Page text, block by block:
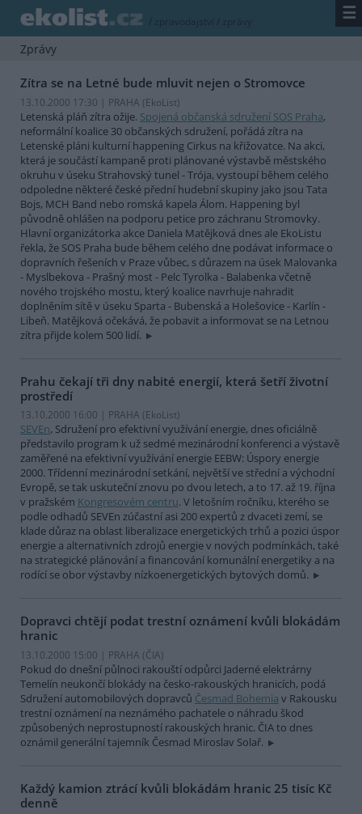
/ zpravodajství / zprávy ☰
Zprávy
Zítra se na Letné bude mluvit nejen o Stromovce
13.10.2000 17:30 | PRAHA (EkoList)
Letenská pláň zítra ožije. Spojená občanská sdružení SOS Praha,
neformální koalice 30 občanských sdružení, pořádá zítra na
Letenské pláni kulturní happening Cirkus na křižovatce. Na akci,
která je součástí kampaně proti plánované výstavbě městského
okruhu v úseku Strahovský tunel - Trója, vystoupí během celého
odpoledne některé české přední hudební skupiny jako jsou Tata
Bojs, MCH Band nebo romská kapela Álom. Happening byl
původně ohlášen na podporu petice pro záchranu Stromovky.
Hlavní organizátorka akce Daniela Matějková dnes ale EkoListu
řekla, že SOS Praha bude během celého dne podávat informace o
dopravních řešeních v Praze vůbec, s důrazem na úsek Malovanka
- Myslbekova - Prašný most - Pelc Tyrolka - Balabenka včetně
nového trojského mostu, který koalice navrhuje nahradit
doplněním sítě v úseku Sparta - Bubenská a Holešovice - Karlín -
Libeň. Matějková očekává, že pobavit a informovat se na Letnou
zítra přijde kolem 500 lidí.
Prahu čekají tři dny nabité energií, která šetří životní
prostředí
13.10.2000 16:00 | PRAHA (EkoList)
SEVEn, Sdružení pro efektivní využívání energie, dnes oficiálně
představilo program k už sedmé mezinárodní konferenci a výstavě
zaměřené na efektivní využívání energie EEBW: Úspory energie
2000. Třídenní mezinárodní setkání, největší ve střední a východní
Evropě, se tak uskuteční znovu po dvou letech, a to 17. až 19. října
v pražském Kongresovém centru. V letošním ročníku, kterého se
podle odhadů SEVEn zúčastní asi 200 expertů z dvaceti zemí, se
klade důraz na oblast liberalizace energetických trhů a pozici úspor
energie a alternativních zdrojů energie v nových podmínkách, také
na strategické plánování a financování komunální energetiky a na
rodící se obor výstavby nízkoenergetických bytových domů.
Dopravci chtějí podat trestní oznámení kvůli blokádám
hranic
13.10.2000 15:00 | PRAHA (ČIA)
Pokud do dnešní půlnoci rakouští odpůrci Jaderné elektrárny
Temelín neukončí blokády na česko-rakouských hranicích, podá
Sdružení automobilových dopravců Česmad Bohemia v Rakousku
trestní oznámení na neznámého pachatele o náhradu škod
způsobených neprostupností rakouských hranic. ČIA to dnes
oznámil generální tajemník Česmad Miroslav Solař.
Každý kamion ztrácí kvůli blokádám hranic 25 tisíc Kč
denně